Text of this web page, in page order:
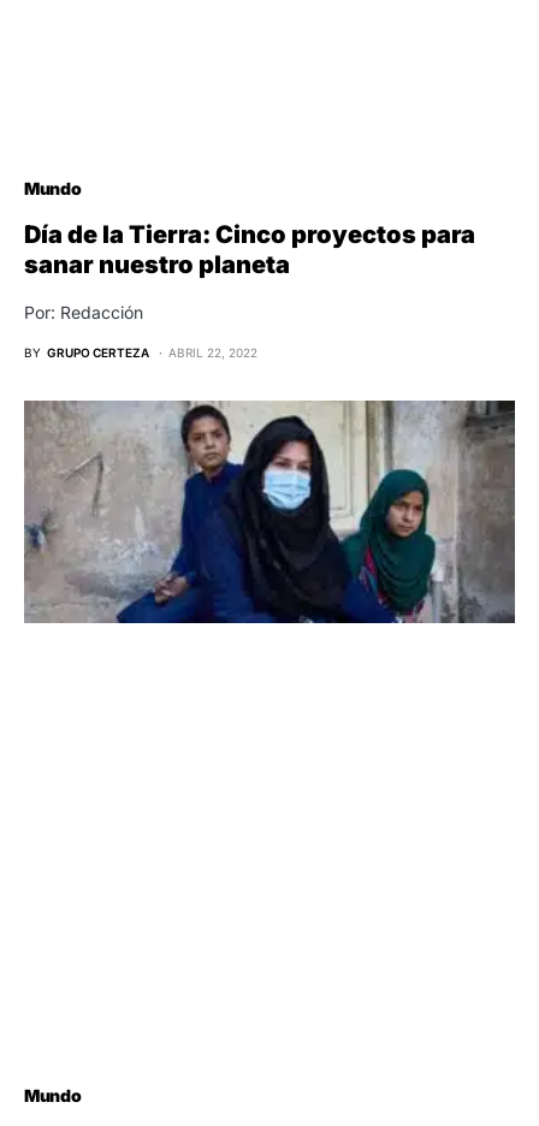
Mundo
Día de la Tierra: Cinco proyectos para
sanar nuestro planeta
Por: Redacción
BY GRUPO CERTEZA ABRIL 22, 2022
Mundo